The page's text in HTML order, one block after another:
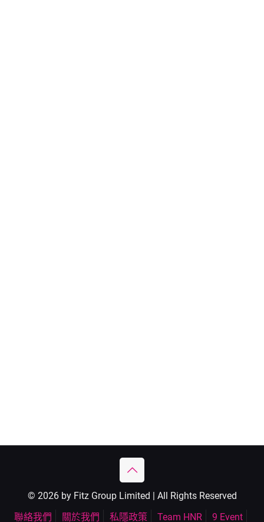
© 2026 by Fitz Group Limited | All Rights Reserved
聯絡我們
關於我們 私隱政策 Team HNR 9 Event